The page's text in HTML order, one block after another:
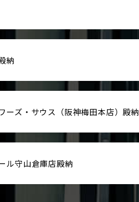
納
ーズ・サウス（阪神梅田本店）殿納
ル守山倉庫店殿納